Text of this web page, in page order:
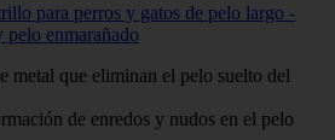
para perros y gatos de pelo largo -
enmarañado
metal que eliminan el pelo suelto del
de enredos y nudos en el pelo